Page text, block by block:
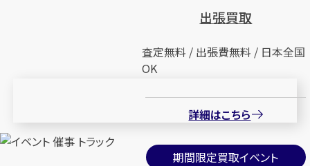
出張買取
査定無料 / 出張費無料 / 日本全国
OK
詳細はこちら
期間限定買取イベント